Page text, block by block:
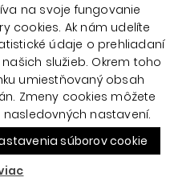
na svoje fungovanie
cookies. Ak nám udelíte
údaje o prehliadaní
služieb. Okrem toho
umiestňovaný obsah
Zmeny cookies môžete
nastavení.
súborov cookie